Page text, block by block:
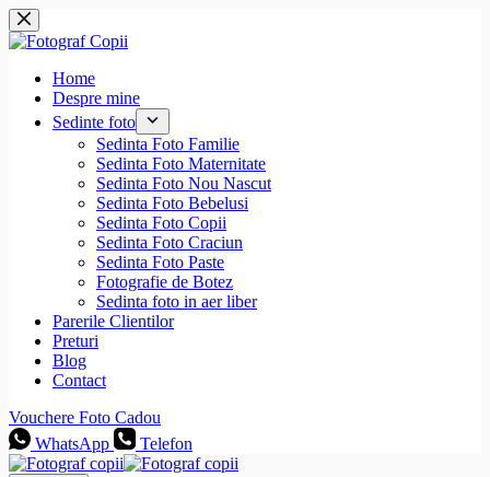
Sari
la
conținut
Home
Despre mine
Sedinte foto
Sedinta Foto Familie
Sedinta Foto Maternitate
Sedinta Foto Nou Nascut
Sedinta Foto Bebelusi
Sedinta Foto Copii
Sedinta Foto Craciun
Sedinta Foto Paste
Fotografie de Botez
Sedinta foto in aer liber
Parerile Clientilor
Preturi
Blog
Contact
Vouchere Foto Cadou
WhatsApp
Telefon